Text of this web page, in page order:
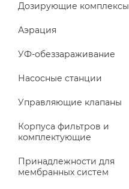
Дозирующие комплексы
Аэрация
УФ-обеззараживание
Насосные станции
Управляющие клапаны
Корпуса фильтров и
комплектующие
Принадлежности для
мембранных систем